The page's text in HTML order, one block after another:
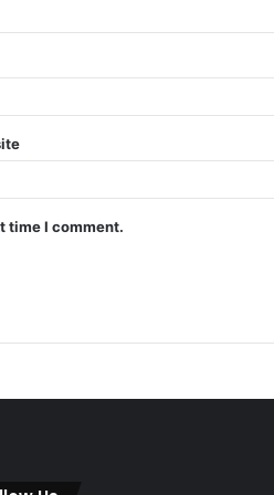
time I comment.